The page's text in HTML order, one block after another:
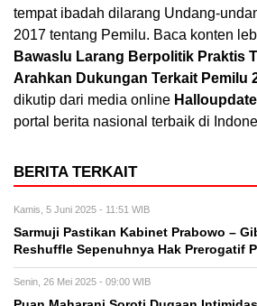
tempat ibadah dilarang Undang-
2017 tentang Pemilu. Baca konten
Bawaslu Larang Berpolitik Praktis
Arahkan Dukungan Terkait Pemilu
dikutip dari media online
portal berita nasional terbaik di
BERITA TERKAIT
Kamis, 5 Juni 2025 - 11:51 WIB
Sarmuji Pastikan Kabinet Prabowo –
Reshuffle Sepenuhnya Hak Prerogatif
Senin, 26 Mei 2025 - 09:00 WIB